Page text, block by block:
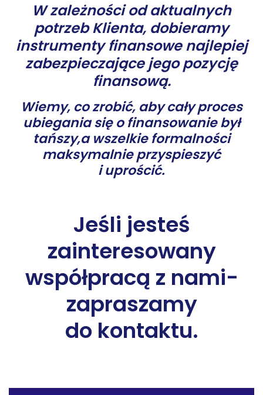
W zależności od aktualnych
potrzeb Klienta, dobieramy
instrumenty finansowe najlepiej
zabezpieczające jego pozycję
finansową.
Wiemy, co zrobić, aby cały proces
ubiegania się o finansowanie był
tańszy,a wszelkie formalności
maksymalnie przyspieszyć
i uprościć.
Jeśli jesteś
zainteresowany
współpracą z nami-
zapraszamy
do kontaktu.